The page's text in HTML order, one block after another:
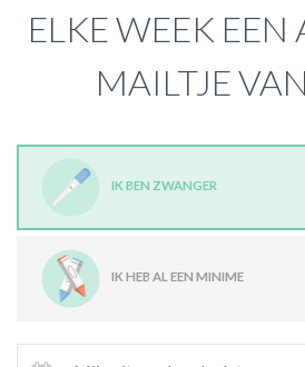
ELKE WEEK
MAILTJE
IK BEN ZWANGER
IK HEB AL EEN MINIME